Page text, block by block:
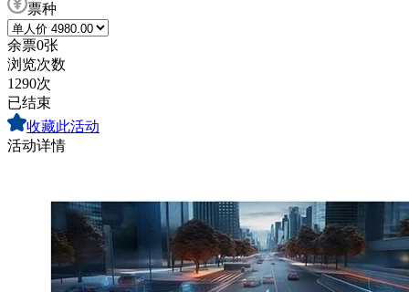
票种
余票0张
浏览次数
1290次
已结束
收藏此活动
活动详情